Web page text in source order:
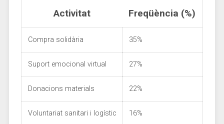
Activitat Freqüència (%)
Compra⁣ solidària 35%
Suport ⁢emocional virtual 27%
Donacions materials 22%
Voluntariat sanitari⁣ i logístic 16%